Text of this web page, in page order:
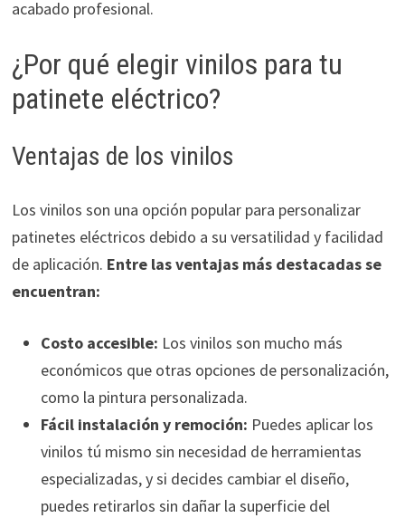
acabado profesional.
¿Por qué elegir vinilos para tu
patinete eléctrico?
Ventajas de los vinilos
Los vinilos son una opción popular para personalizar
patinetes eléctricos debido a su versatilidad y facilidad
de aplicación. Entre las ventajas más destacadas se
encuentran:
Costo accesible: Los vinilos son mucho más
económicos que otras opciones de personalización,
como la pintura personalizada.
Fácil instalación y remoción: Puedes aplicar los
vinilos tú mismo sin necesidad de herramientas
especializadas, y si decides cambiar el diseño,
puedes retirarlos sin dañar la superficie del